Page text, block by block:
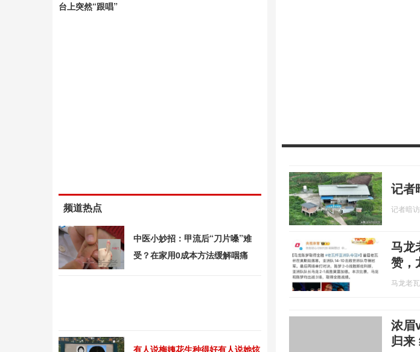
记者
记者暗
马龙
赞，
马龙老
浓眉
归来
台上突然“跟唱”
频道热点
中医小妙招：甲流后“刀片嗓”难
受？在家用0成本方法缓解咽痛
有人说梅姨花生种得好有人说她炫